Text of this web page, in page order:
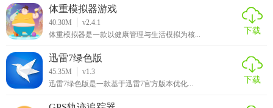
体重模拟器游戏
40.30M
v2.4.1
体重模拟器是一款以健康管理与生活模拟为核...
下载
迅雷7绿色版
45.35M
v1.3
迅雷7绿色版是一款基于迅雷7官方版本优化...
下载